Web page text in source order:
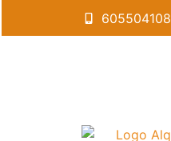
605504108